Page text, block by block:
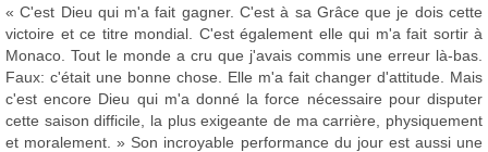
« C'est Dieu qui m'a fait gagner. C'est à sa Grâce que je dois cette
victoire et ce titre mondial. C'est également elle qui m'a fait sortir à
Monaco. Tout le monde a cru que j'avais commis une erreur là-bas.
Faux: c'était une bonne chose. Elle m'a fait changer d'attitude. Mais
c'est encore Dieu qui m'a donné la force nécessaire pour disputer
cette saison difficile, la plus exigeante de ma carrière, physiquement
et moralement. » Son incroyable performance du jour est aussi une